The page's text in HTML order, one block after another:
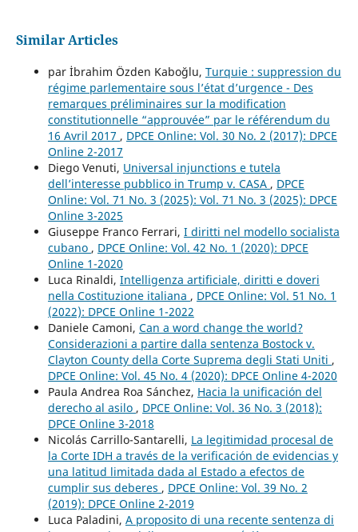
Similar Articles
par İbrahim Özden Kaboğlu, Turquie : suppression du
régime parlementaire sous l’état d’urgence - Des
remarques préliminaires sur la modification
constitutionnelle “approuvée” par le référendum du
16 Avril 2017 , DPCE Online: Vol. 30 No. 2 (2017): DPCE
Online 2-2017
Diego Venuti, Universal injunctions e tutela
dell’interesse pubblico in Trump v. CASA , DPCE
Online: Vol. 71 No. 3 (2025): Vol. 71 No. 3 (2025): DPCE
Online 3-2025
Giuseppe Franco Ferrari, I diritti nel modello socialista
cubano , DPCE Online: Vol. 42 No. 1 (2020): DPCE
Online 1-2020
Luca Rinaldi, Intelligenza artificiale, diritti e doveri
nella Costituzione italiana , DPCE Online: Vol. 51 No. 1
(2022): DPCE Online 1-2022
Daniele Camoni, Can a word change the world?
Considerazioni a partire dalla sentenza Bostock v.
Clayton County della Corte Suprema degli Stati Uniti ,
DPCE Online: Vol. 45 No. 4 (2020): DPCE Online 4-2020
Paula Andrea Roa Sánchez, Hacia la unificación del
derecho al asilo , DPCE Online: Vol. 36 No. 3 (2018):
DPCE Online 3-2018
Nicolás Carrillo-Santarelli, La legitimidad procesal de
la Corte IDH a través de la verificación de evidencias y
una latitud limitada dada al Estado a efectos de
cumplir sus deberes , DPCE Online: Vol. 39 No. 2
(2019): DPCE Online 2-2019
Luca Paladini, A proposito di una recente sentenza di